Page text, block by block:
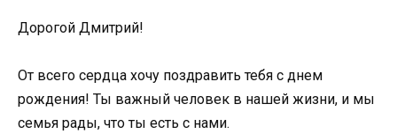
Дорогой Дмитрий!
От всего сердца хочу поздравить тебя с днем
рождения! Ты важный человек в нашей жизни, и мы
семья рады, что ты есть с нами.